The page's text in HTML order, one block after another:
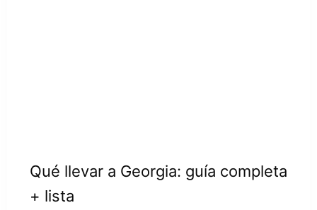
Qué llevar a Georgia: guía completa
+ lista